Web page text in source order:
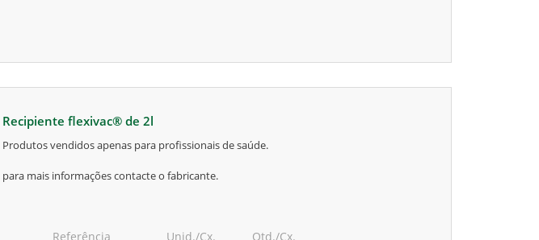
recipiente flexivac® de 2l
produtos vendidos apenas para profissionais de saúde.
para mais informações contacte o fabricante.
Referência Unid./Cx. Qtd./Cx.